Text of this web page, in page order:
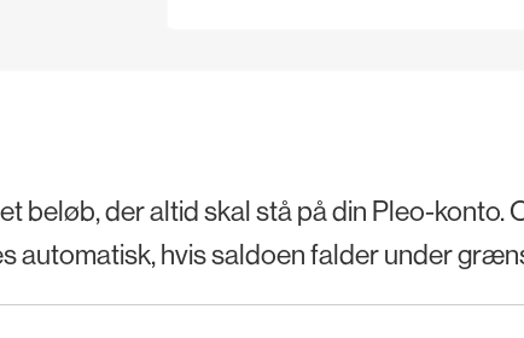
beløb, der altid skal stå på din Pleo-konto.
automatisk, hvis saldoen falder under